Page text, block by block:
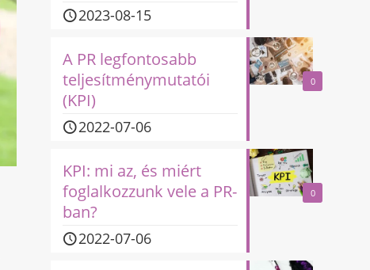
2023-08-15
0
A PR legfontosabb
teljesítménymutatói
(KPI)
2022-07-06
0
KPI: mi az, és miért
foglalkozzunk vele a PR-
ban?
2022-07-06